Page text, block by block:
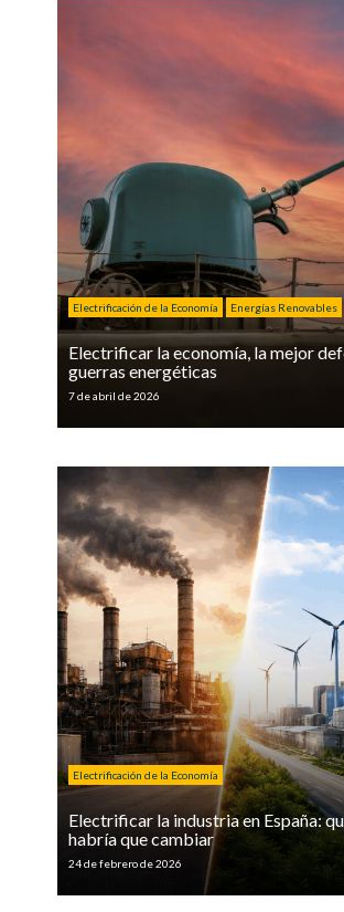
Electrificación de la Economía Energías Renovables
Electrificar la economía, la mejor
guerras energéticas
7 de abril de 2026
Electrificación de la Economía
Electrificar la industria en España:
habría que cambiar
24 de febrero de 2026